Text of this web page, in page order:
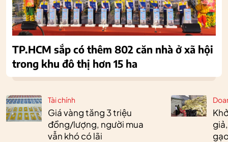
Tài chính
Giá vàng tăng 3 triệu
đồng/lượng, người mua
vẫn khó có lãi
TP.HCM sắp có thêm 802 căn nhà ở xã hội
trong khu đô thị hơn 15 ha